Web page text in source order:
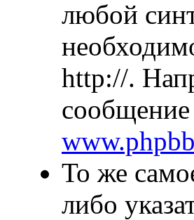
любой
http://.
сообщение
То же
либо